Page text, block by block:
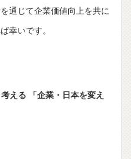
通じて企業価値向上を共に
幸いです。
える 「企業・日本を変え